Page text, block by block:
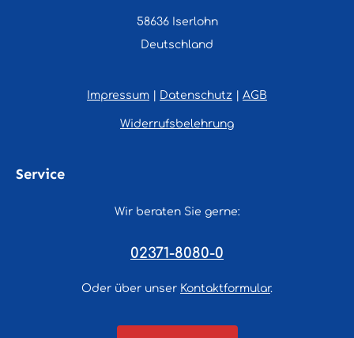
58636 Iserlohn
Deutschland
Impressum Datenschutz AGB
Widerrufsbelehrung
Service
Wir beraten Sie gerne:
02371-8080-0
Oder über unser Kontaktformular.